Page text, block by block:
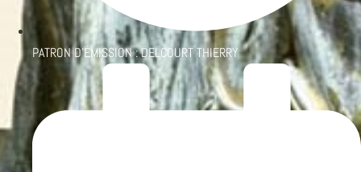
PATRON D'ÉMISSION :DELCOURT THIERRY